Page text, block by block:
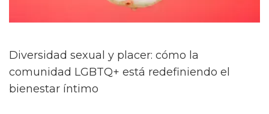
Diversidad sexual y placer: cómo la
comunidad LGBTQ+ está redefiniendo el
bienestar íntimo